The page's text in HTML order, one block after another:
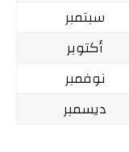
سبتمبر
أكتوبر
نوفمبر
ديسمبر